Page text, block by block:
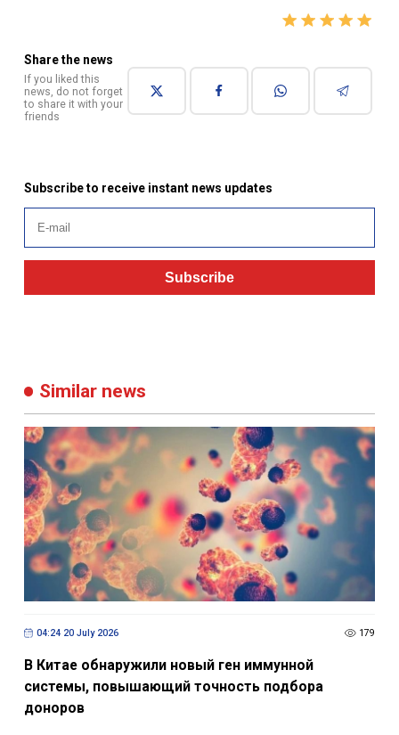
Share the news
If you liked this
news, do not forget
to share it with your
friends
Subscribe to receive instant news updates
Subscribe
Similar news
04:24 20 July 2026 179
В Китае обнаружили новый ген иммунной
системы, повышающий точность подбора
доноров